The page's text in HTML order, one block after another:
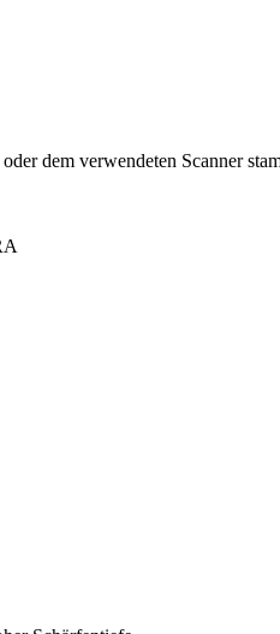
dem verwendeten Scanner